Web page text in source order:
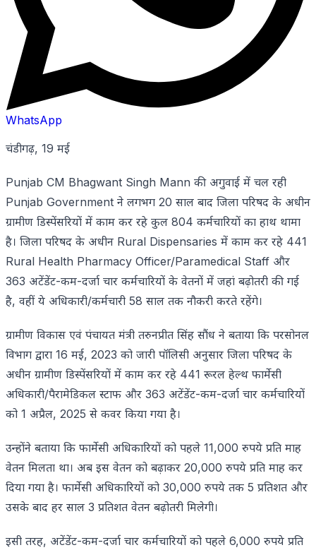
WhatsApp
चंडीगढ़, 19 मई
Punjab CM Bhagwant Singh Mann की अगुवाई में चल रही
Punjab Government ने लगभग 20 साल बाद जिला परिषद के अधीन
ग्रामीण डिस्पेंसरियों में काम कर रहे कुल 804 कर्मचारियों का हाथ थामा
है। जिला परिषद के अधीन Rural Dispensaries में काम कर रहे 441
Rural Health Pharmacy Officer/Paramedical Staff और
363 अटेंडेंट-कम-दर्जा चार कर्मचारियों के वेतनों में जहां बढ़ोतरी की गई
है, वहीं ये अधिकारी/कर्मचारी 58 साल तक नौकरी करते रहेंगे।
ग्रामीण विकास एवं पंचायत मंत्री तरुनप्रीत सिंह सौंध ने बताया कि परसोनल
विभाग द्वारा 16 मई, 2023 को जारी पॉलिसी अनुसार जिला परिषद के
अधीन ग्रामीण डिस्पेंसरियों में काम कर रहे 441 रूरल हेल्थ फार्मेसी
अधिकारी/पैरामेडिकल स्टाफ और 363 अटेंडेंट-कम-दर्जा चार कर्मचारियों
को 1 अप्रैल, 2025 से कवर किया गया है।
उन्होंने बताया कि फार्मेसी अधिकारियों को पहले 11,000 रुपये प्रति माह
वेतन मिलता था। अब इस वेतन को बढ़ाकर 20,000 रुपये प्रति माह कर
दिया गया है। फार्मेसी अधिकारियों को 30,000 रुपये तक 5 प्रतिशत और
उसके बाद हर साल 3 प्रतिशत वेतन बढ़ोतरी मिलेगी।
इसी तरह, अटेंडेंट-कम-दर्जा चार कर्मचारियों को पहले 6,000 रुपये प्रति